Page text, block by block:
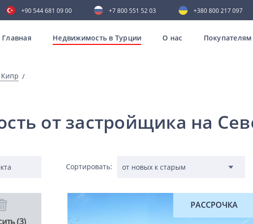
+90 544 681 09 00 +7 800 551 52 03 +380 800 217 097
Главная Недвижимость в Турции О нас Покупателям
от застройщика на
(3)
Сортировать:
РАССРОЧКА